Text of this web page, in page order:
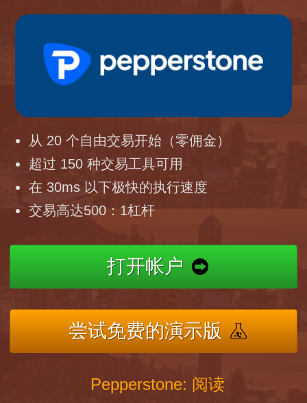
从 20 个自由交易开始（零佣金）
超过 150 种交易工具可用
在 30ms 以下极快的执行速度
交易高达500：1杠杆
打开帐户
尝试免费的演示版
Pepperstone: 阅读